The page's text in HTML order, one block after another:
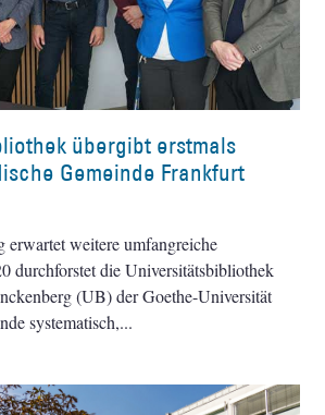
übergibt erstmals
Gemeinde Frankfurt
erwartet weitere umfangreiche
durchforstet die Universitätsbibliothek
(UB) der Goethe-Universität
systematisch,